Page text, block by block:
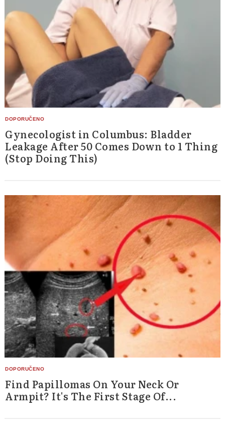
Gynecologist in Columbus: Bladder
Leakage After 50 Comes Down to 1 Thing
(Stop Doing This)
Find Papillomas On Your Neck Or
Armpit? It's The First Stage Of...